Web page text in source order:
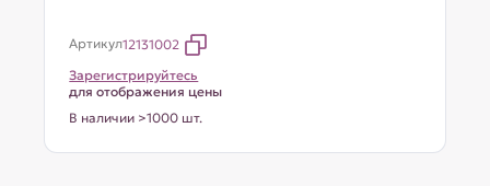
Артикул12131002
Зарегистрируйтесь
для отображения цены
В наличии >1000 шт.